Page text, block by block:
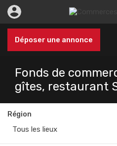
Déposer une annonce
Fonds de
gîtes, restaurant
Région
Tous les lieux